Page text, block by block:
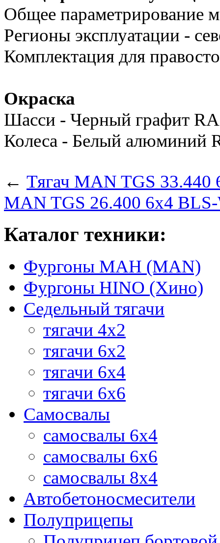
Общее параметрирование
Регионы эксплуатации -
Комплектация для
Окраска
Шасси - Черный графит
Колеса - Белый алюминий
← Тягач MAN TGS
MAN TGS 26.400 6x4
Каталог техники:
Фургоны МАН (MAN)
Фургоны HINO (Хино)
Седельный тягачи
тягачи 4х2
тягачи 6х2
тягачи 6х4
тягачи 6х6
Самосвалы
самосвалы 6x4
самосвалы 6x6
самосвалы 8x4
Автобетоносмесители
Полуприцепы